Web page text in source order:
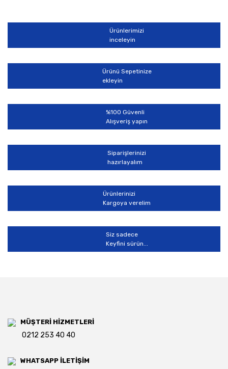
Yorum Yaz
Görüş ve önerileriniz için teşekkür ederiz.
Ürün resmi kalitesiz, bozuk veya görüntülenemiyor.
Ürün açıklamasında eksik bilgiler bulunuyor.
Ürün bilgilerinde hatalar bulunuyor.
Ürün fiyatı diğer sitelerden daha pahalı.
Bu ürüne benzer farklı alternatifler olmalı.
Gönder
Ürünlerimizi
inceleyin
Ürünü Sepetinize
ekleyin
%100 Güvenli
Alışveriş yapın
Siparişlerinizi
hazırlayalım
Ürünlerinizi
Kargoya verelim
Siz sadece
Keyfini sürün...
MÜŞTERİ HİZMETLERİ
0212 253 40 40
WHATSAPP İLETİŞİM